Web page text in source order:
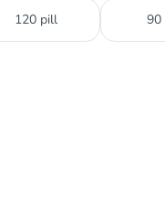
120 pill 90